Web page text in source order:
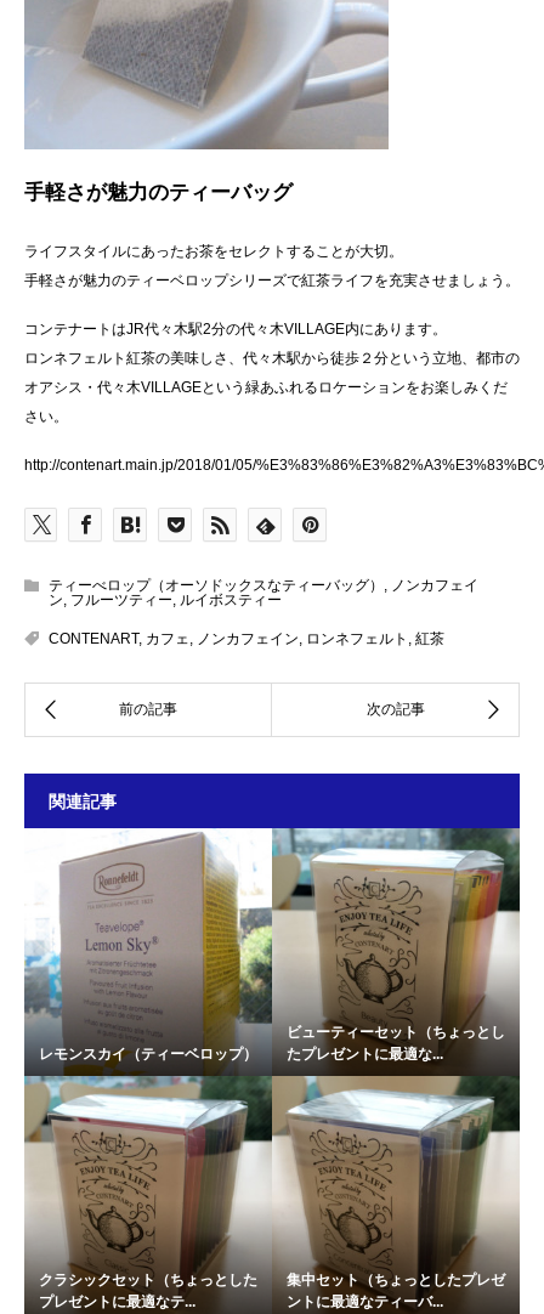
手軽さが魅力のティーバッグ
ライフスタイルにあったお茶をセレクトすることが大切。
手軽さが魅力のティーベロップシリーズで紅茶ライフを充実させましょう。
コンテナートはJR代々木駅2分の代々木VILLAGE内にあります。
ロンネフェルト紅茶の美味しさ、代々木駅から徒歩２分という立地、都市の
オアシス・代々木VILLAGEという緑あふれるロケーションをお楽しみくだ
さい。
http://contenart.main.jp/2018/01/05/
ティーべロップ（オーソドックスなティーバッグ）
ノンカフェイ
ン フルーツティー ルイボスティー
CONTENART, カフェ ノンカフェイン ロンネフェルト 紅茶
関連記事
レモンスカイ（ティーベロップ）
ビューティーセット（ちょっとし
たプレゼントに最適な...
クラシックセット（ちょっとした
プレゼントに最適なテ...
集中セット（ちょっとしたプレゼ
ントに最適なティーバ...